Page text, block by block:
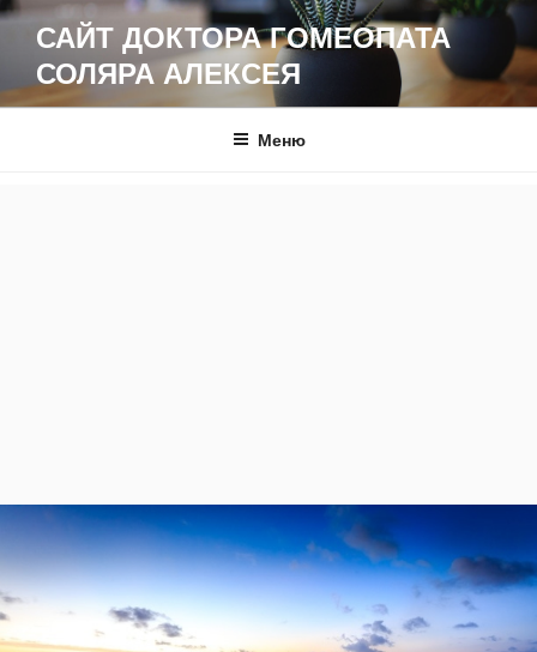
Перейти
содержимому
САЙТ ДОКТОРА ГОМЕОПАТА
СОЛЯРА АЛЕКСЕЯ
Меню